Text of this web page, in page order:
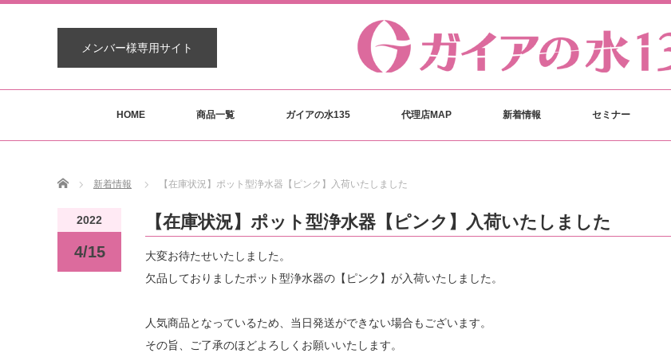
メンバー様専用サイト
HOME 商品一覧 ガイアの水135 代理店MAP 新着情報 セミナー
Home 新着情報 【在庫状況】ポット型浄水器【ピンク】入荷いたしました
2022
4/15
【在庫状況】ポット型浄水器【ピンク】入荷いたしました
大変お待たせいたしました。
欠品しておりましたポット型浄水器の【ピンク】が入荷いたしました。
人気商品となっているため、当日発送ができない場合もございます。
その旨、ご了承のほどよろしくお願いいたします。